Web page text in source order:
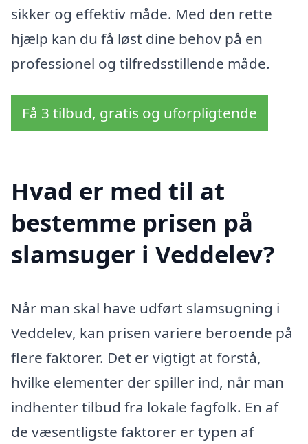
sikker og effektiv måde. Med den rette
hjælp kan du få løst dine behov på en
professionel og tilfredsstillende måde.
Få 3 tilbud, gratis og uforpligtende
Hvad er med til at
bestemme prisen på
slamsuger i Veddelev?
Når man skal have udført slamsugning i
Veddelev, kan prisen variere beroende på
flere faktorer. Det er vigtigt at forstå,
hvilke elementer der spiller ind, når man
indhenter tilbud fra lokale fagfolk. En af
de væsentligste faktorer er typen af